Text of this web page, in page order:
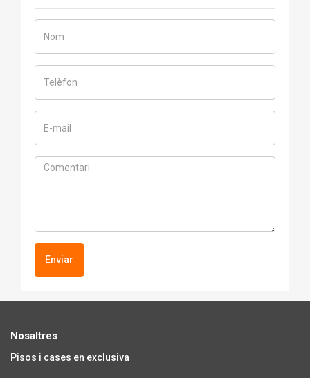
Enviar
Nosaltres
Pisos i cases en exclusiva